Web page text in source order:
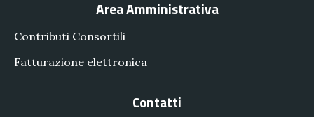
Area Amministrativa
Contributi Consortili
Fatturazione elettronica
Contatti